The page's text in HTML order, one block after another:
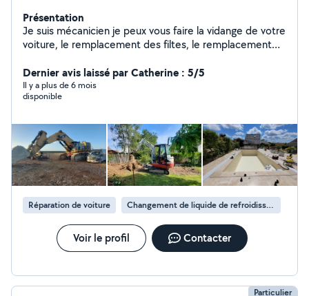
Présentation
Je suis mécanicien je peux vous faire la vidange de votre
voiture, le remplacement des filtes, le remplacement
véhicules. Je suis aussi conducteur d'engins
Dernier avis laissé par Catherine : 5/5
Il y a plus de 6 mois
disponible
Réparation de voiture Changement de liquide de refroidissement
Voir le profil Contacter
Particulier